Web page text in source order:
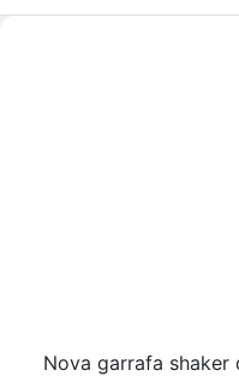
Nova garrafa